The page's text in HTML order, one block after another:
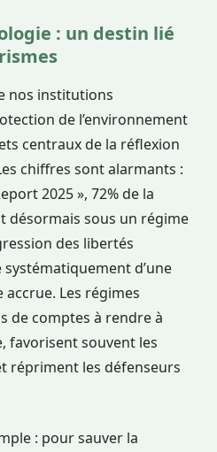
: un destin lié
nos institutions
de l’environnement
centraux de la réflexion
chiffres sont alarmants :
2025 », 72% de la
désormais sous un régime
des libertés
systématiquement d’une
Les régimes
de comptes à rendre à
favorisent souvent les
répriment les défenseurs
: pour sauver la